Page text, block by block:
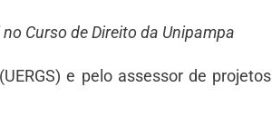
Curso de Direito da Unipampa
e pelo assessor de projetos